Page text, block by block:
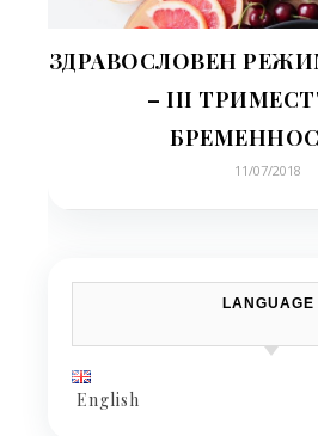
ЗДРАВОСЛОВЕН
– III
11/07/2018
LANGUAGE
English